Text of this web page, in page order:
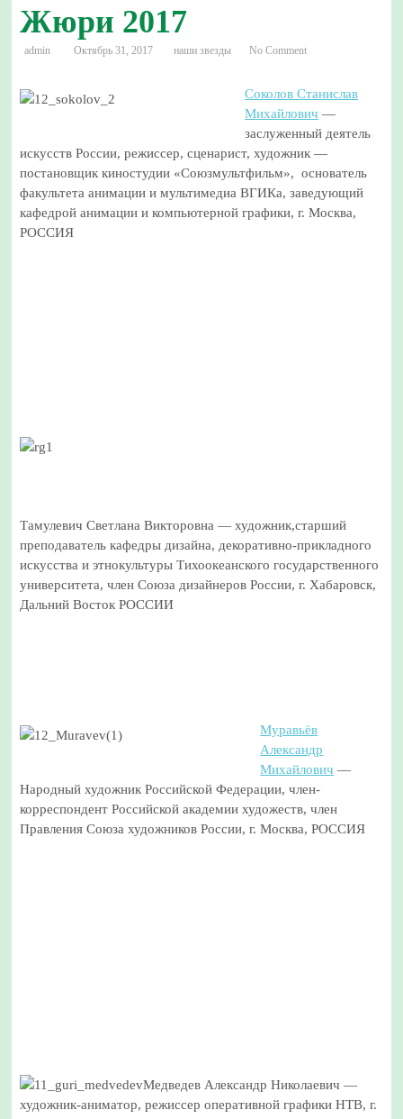
Жюри 2017
admin Октябрь 31, 2017 наши звезды No Comment
Соколов Станислав
Михайлович —
заслуженный деятель
искусств России, режиссер, сценарист, художник —
постановщик киностудии «Союзмультфильм», основатель
факультета анимации и мультимедиа ВГИКа, заведующий
кафедрой анимации и компьютерной графики, г. Москва,
РОССИЯ
Тамулевич Светлана Викторовна — художник,старший
преподаватель кафедры дизайна, декоративно-прикладного
искусства и этнокультуры Тихоокеанского государственного
университета, член Союза дизайнеров России, г. Хабаровск,
Дальний Восток РОССИИ
Муравьёв
Александр
Михайлович —
Народный художник Российской Федерации, член-
корреспондент Российской академии художеств, член
Правления Союза художников России, г. Москва, РОССИЯ
Медведев Александр Николаевич —
художник-аниматор, режиссер оперативной графики НТВ, г.